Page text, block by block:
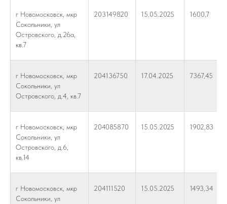
г Новомосковск, мкр
Сокольники, ул
Островского, д.26а,
кв.7
203149820 15.05.2025 1600,7
г Новомосковск, мкр
Сокольники, ул
Островского, д.4, кв.7
204136750 17.04.2025 7367,45
г Новомосковск, мкр
Сокольники, ул
Островского, д.6,
кв.14
204085870 15.05.2025 1902,83
г Новомосковск, мкр
Сокольники, ул
204111520 15.05.2025 1493,34